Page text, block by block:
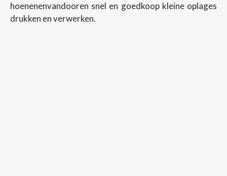
hoenenenvandooren snel en goedkoop kleine oplages
drukken en verwerken.